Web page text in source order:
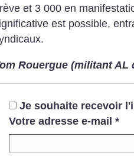
et 3 000 en
est possible,
Rouergue (militant AL
Je souhaite recevoir
Votre adresse e-mail *